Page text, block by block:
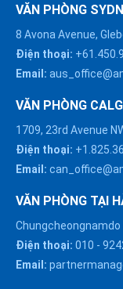
VĂN PHÒNG
8 Avona Avenue,
Điện thoại:
Email:
VĂN PHÒNG
1709, 23rd Avenue
Điện thoại:
Email:
VĂN PHÒNG TẠI
Điện thoại: 010 -
Email: